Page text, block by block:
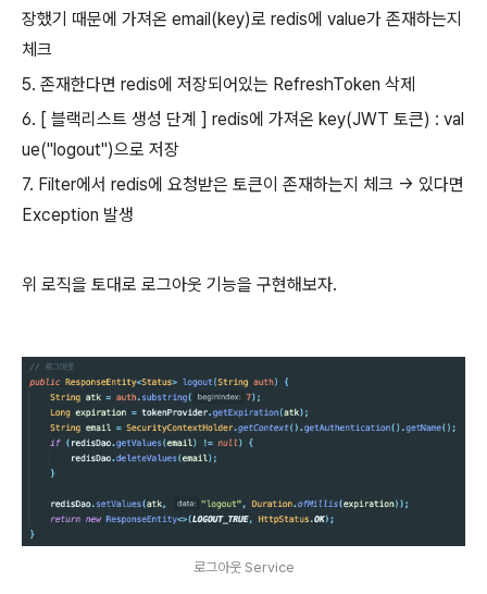
장했기 때문에 가져온 email(key)로 redis에 value가 존재하는지
체크
5. 존재한다면 redis에 저장되어있는 RefreshToken 삭제
6. [ 블랙리스트 생성 단계 ] redis에 가져온 key(JWT 토큰) : val
ue("logout")으로 저장
7. Filter에서 redis에 요청받은 토큰이 존재하는지 체크 -> 있다면
Exception 발생
위 로직을 토대로 로그아웃 기능을 구현해보자.
로그아웃 Service